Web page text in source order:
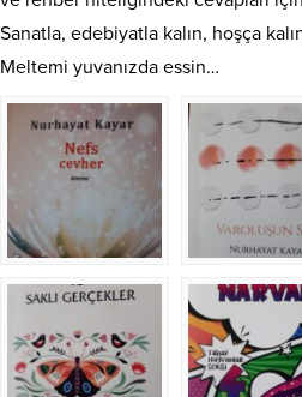
Sanatla, edebiyatla kalın, hoşça
Meltemi yuvanızda essin…